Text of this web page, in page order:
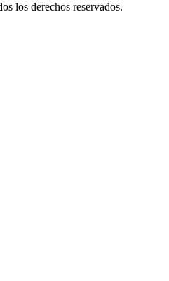
los derechos reservados.